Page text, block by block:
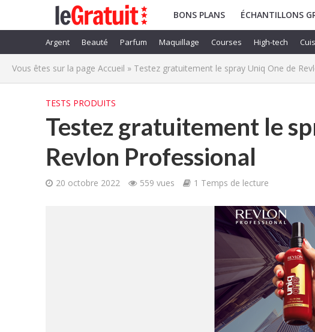
BONS PLANS ÉCHANTILLONS
Argent Beauté Parfum Maquillage Courses High-tech
Vous êtes sur la page Accueil » Testez gratuitement le spray Uniq One de
TESTS PRODUITS
Testez gratuitement le
Revlon Professional
20 octobre 2022 559 vues 1 Temps de lecture